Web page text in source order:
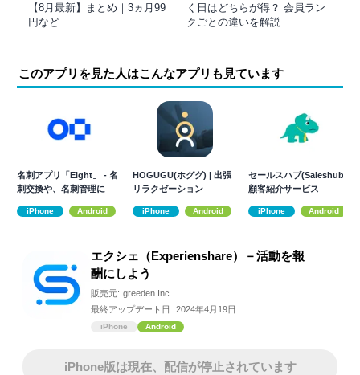
【8月最新】まとめ｜3ヵ月99
円など
く日はどちらが得？ 会員ラン
クごとの違いを解説
このアプリを見た人はこんなアプリも見ています
名刺アプリ「Eight」 - 名
刺交換や、名刺管理に
iPhone Android
HOGUGU(ホググ) | 出張
リラクゼーション
iPhone Android
セールスハブ(Saleshub) -
顧客紹介サービス
iPhone Android
エクシェ（Experienshare）－活動を報
酬にしよう
販売元: greeden Inc.
最終アップデート日: 2024年4月19日
iPhone Android
iPhone版は現在、配信が停止されています